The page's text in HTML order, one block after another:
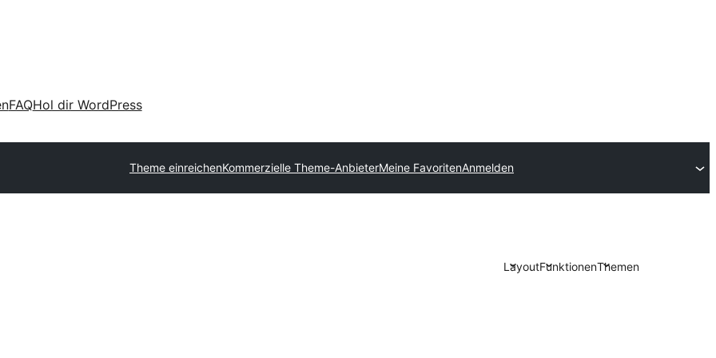
FAQHol dir WordPress
Theme einreichenKommerzielle Theme-AnbieterMeine FavoritenAnmelden
LayoutFunktionenThemen